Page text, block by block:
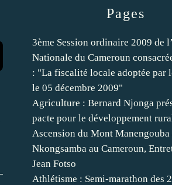
Pages
3ème Session ordinaire 2009 de
Nationale du Cameroun
: "La fiscalité locale adoptée par
le 05 décembre 2009"
Agriculture : Bernard Njonga
pacte pour le développement
Ascension du Mont Manengouba
Nkongsamba au Cameroun,
Jean Fotso
Athlétisme : Semi-marathon des